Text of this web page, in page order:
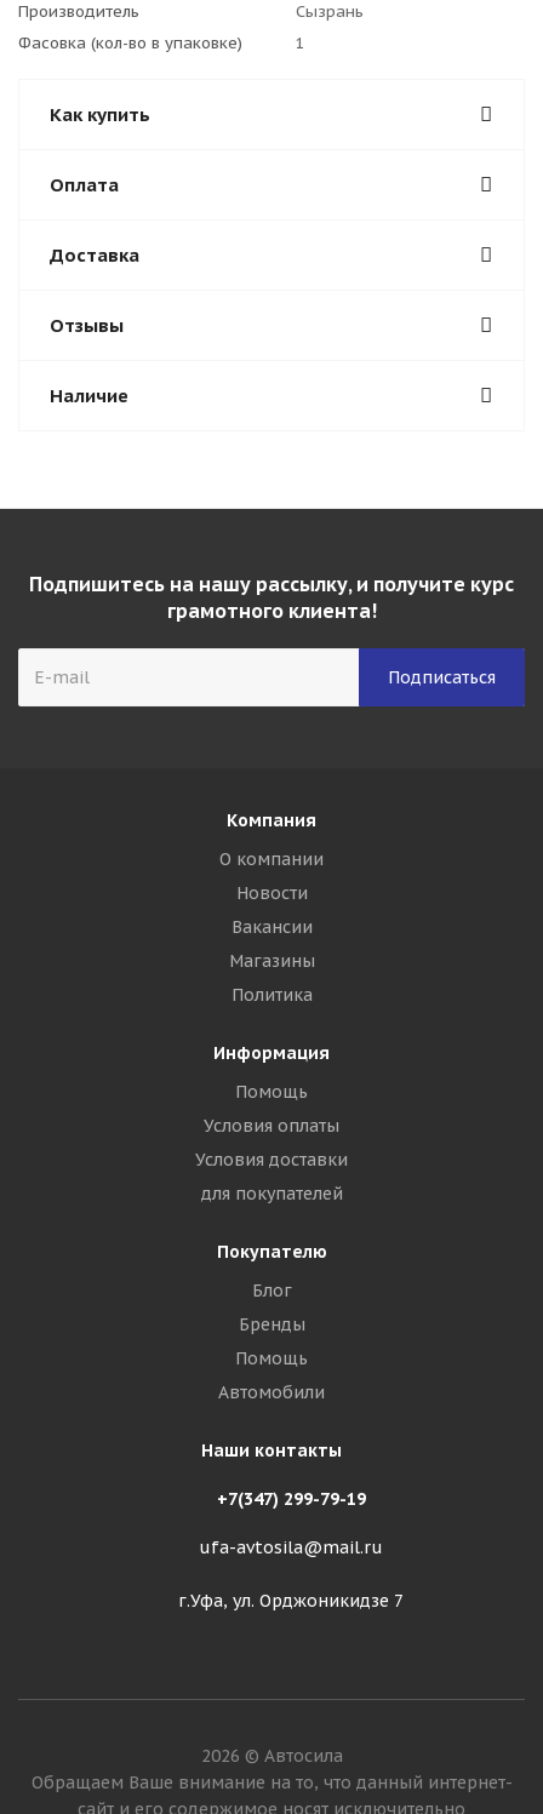
Производитель
Сызрань
Фасовка (кол-во в упаковке)
1
Как купить
Оплата
Доставка
Отзывы
Наличие
Подпишитесь на нашу рассылку, и получите курс
грамотного клиента!
Компания
О компании
Новости
Вакансии
Магазины
Политика
Информация
Помощь
Условия оплаты
Условия доставки
для покупателей
Покупателю
Блог
Бренды
Помощь
Автомобили
Наши контакты
+7(347) 299-79-19
ufa-avtosila@mail.ru
г.Уфа, ул. Орджоникидзе 7
2026 © Автосила
Обращаем Ваше внимание на то, что данный интернет-
сайт и его содержимое носят исключительно